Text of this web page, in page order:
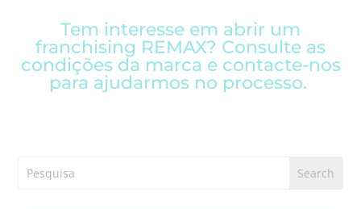
Tem interesse em abrir um
franchising REMAX? Consulte as
condições da marca e contacte-nos
para ajudarmos no processo.